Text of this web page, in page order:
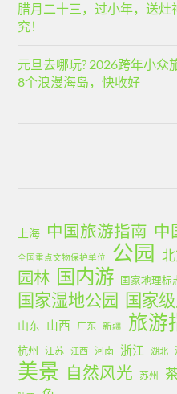
腊月二十三，过小年，送
究！
元旦去哪玩? 2026跨年小众
8个浪漫海岛，快收好
上海 中国旅游指南 中
全国重点文物保护单位 公园
园林 国内游 国家地理标
国家湿地公园 国家
山东 山西 广东 新疆 旅游
杭州 江苏 江西 河南 浙江 湖北
美景 自然风光 苏州